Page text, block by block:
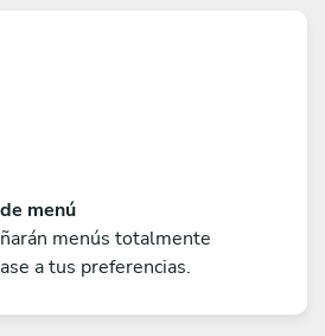
menú
menús totalmente
a tus preferencias.